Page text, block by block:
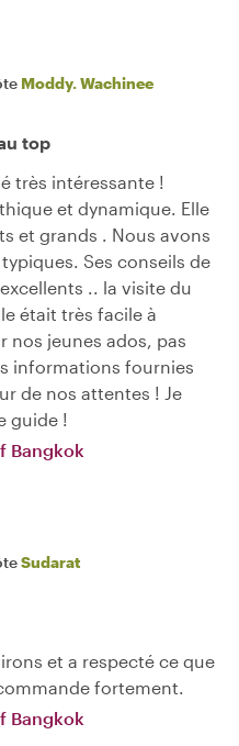
Moddy. Wachinee
top
très intéressante !
et dynamique. Elle
et grands . Nous avons
Ses conseils de
.. la visite du
était très facile à
nos jeunes ados, pas
informations fournies
de nos attentes ! Je
guide !
Bangkok
Sudarat
et a respecté ce que
fortement.
Bangkok